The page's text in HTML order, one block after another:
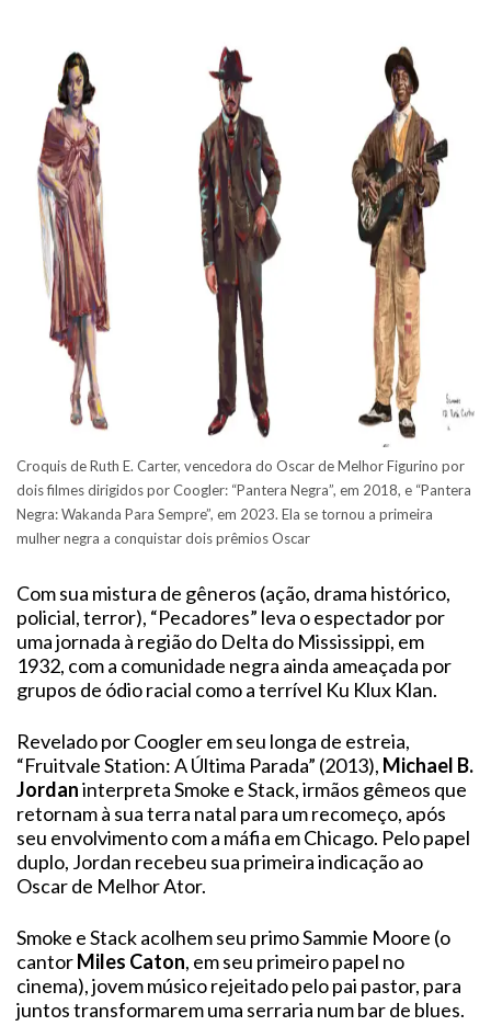
Croquis de Ruth E. Carter, vencedora do Oscar de Melhor Figurino por
dois filmes dirigidos por Coogler: “Pantera Negra”, em 2018, e “Pantera
Negra: Wakanda Para Sempre”, em 2023. Ela se tornou a primeira
mulher negra a conquistar dois prêmios Oscar
Com sua mistura de gêneros (ação, drama histórico,
policial, terror), “Pecadores” leva o espectador por
uma jornada à região do Delta do Mississippi, em
1932, com a comunidade negra ainda ameaçada por
grupos de ódio racial como a terrível Ku Klux Klan.
Revelado por Coogler em seu longa de estreia,
“Fruitvale Station: A Última Parada” (2013), Michael B.
Jordaninterpreta Smoke e Stack, irmãos gêmeos que
retornam à sua terra natal para um recomeço, após
seu envolvimento com a máfia em Chicago. Pelo papel
duplo, Jordan recebeu sua primeira indicação ao
Oscar de Melhor Ator.
Smoke e Stack acolhem seu primo Sammie Moore (o
cantorMiles Caton, em seu primeiro papel no
cinema), jovem músico rejeitado pelo pai pastor, para
juntos transformarem uma serraria num bar de blues.